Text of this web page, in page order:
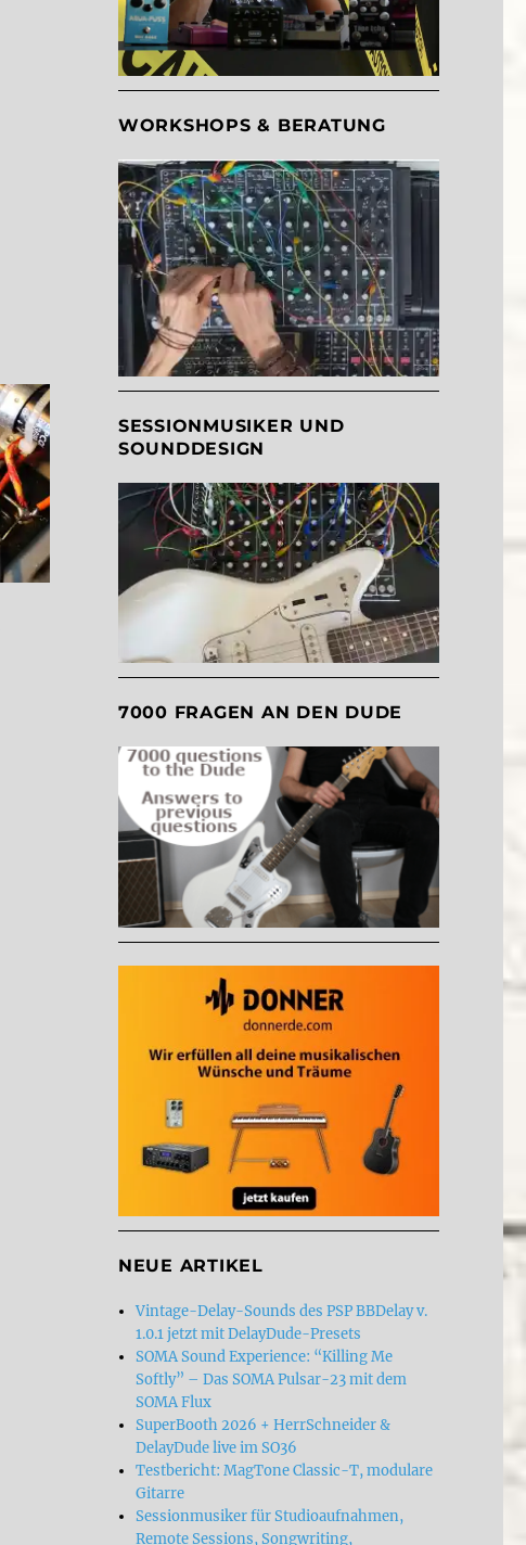
WORKSHOPS & BERATUNG
SESSIONMUSIKER UND
SOUNDDESIGN
7000 FRAGEN AN DEN DUDE
NEUE ARTIKEL
Vintage-Delay-Sounds des PSP BBDelay v.
1.0.1 jetzt mit DelayDude-Presets
SOMA Sound Experience: “Killing Me
Softly” – Das SOMA Pulsar-23 mit dem
SOMA Flux
SuperBooth 2026 + HerrSchneider &
DelayDude live im SO36
Testbericht: MagTone Classic-T, modulare
Gitarre
Sessionmusiker für Studioaufnahmen,
Remote Sessions, Songwriting,